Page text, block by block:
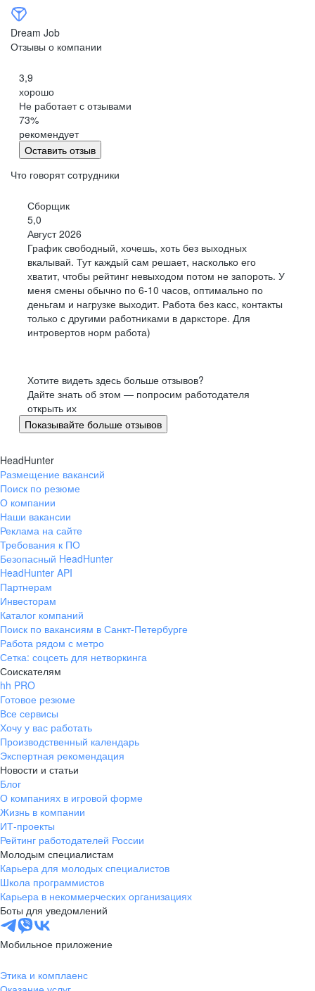
Dream Job
Отзывы о компании
3,9
хорошо
Не работает с отзывами
73%
рекомендует
Оставить отзыв
Что говорят сотрудники
Сборщик
5,0
Август 2026
График свободный, хочешь, хоть без выходных
вкалывай. Тут каждый сам решает, насколько его
хватит, чтобы рейтинг невыходом потом не запороть. У
меня смены обычно по 6-10 часов, оптимально по
деньгам и нагрузке выходит. Работа без касс, контакты
только с другими работниками в дарксторе. Для
интровертов норм работа)
Хотите видеть здесь больше отзывов?
Дайте знать об этом — попросим работодателя
открыть их
Показывайте больше отзывов
HeadHunter
Размещение вакансий
Поиск по резюме
О компании
Наши вакансии
Реклама на сайте
Требования к ПО
Безопасный HeadHunter
HeadHunter API
Партнерам
Инвесторам
Каталог компаний
Поиск по вакансиям в Санкт-Петербурге
Работа рядом с метро
Сетка: соцсеть для нетворкинга
Соискателям
hh PRO
Готовое резюме
Все сервисы
Хочу у вас работать
Производственный календарь
Экспертная рекомендация
Новости и статьи
Блог
О компаниях в игровой форме
Жизнь в компании
ИТ-проекты
Рейтинг работодателей России
Молодым специалистам
Карьера для молодых специалистов
Школа программистов
Карьера в некоммерческих организациях
Боты для уведомлений
Мобильное приложение
Этика и комплаенс